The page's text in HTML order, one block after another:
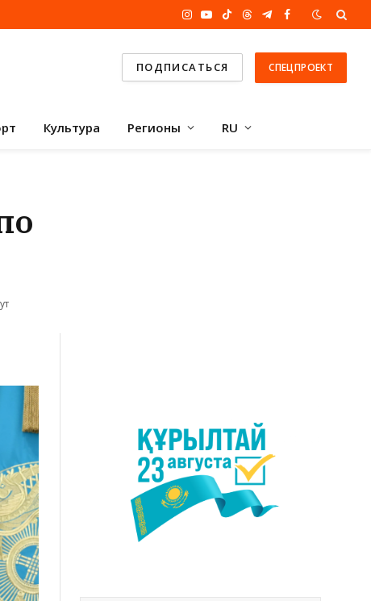
Instagram
YouTube
TikTokThreadsTelegram
Facebook
ПОДПИСАТЬСЯ СПЕЦПРОЕКТ
Культура Регионы RU